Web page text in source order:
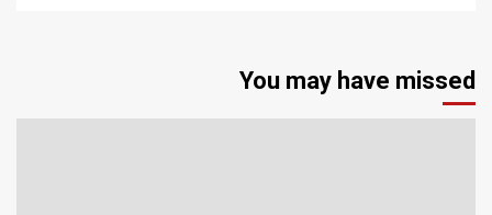
You may have missed